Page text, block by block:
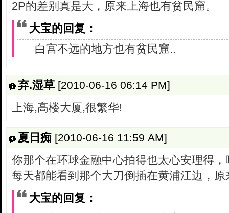
2P的差别真是大，原来上海也有贫民窟。
大宝的回复：
白宫不远的地方也有贫民窟..
弃.湿草 [2010-06-16 06:14 PM]
上海,高楼大厦,很繁华!
夏日痴 [2010-06-16 11:59 AM]
你那个在环球金融中心拍得也太心安理得
每天都能看到那个大刀倒插在黄浦江边，
大宝的回复：